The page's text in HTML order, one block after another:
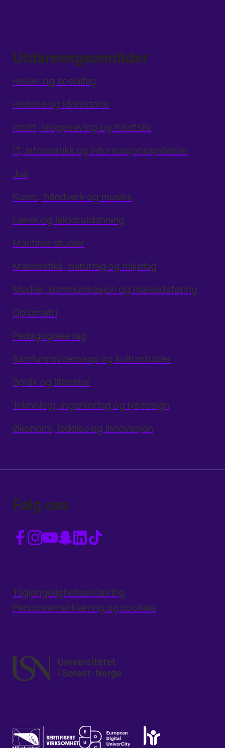
Utdanningsområder
Helse- og sosialfag
Historie og idéhistorie
Idrett, kroppsøving og friluftsliv
IT, informatikk og informasjonssystemer
Jus
Kunst, håndverk og musikk
Lærer og lektorutdanning
Maritime studier
Matematikk, naturfag og miljøfag
Medier, kommunikasjon og markedsføring
Optometri
Pedagogiske fag
Samfunnsvitenskap og kulturstudier
Språk og litteratur
Teknologi, ingeniørfag og lysdesign
Økonomi, ledelse og innovasjon
Følg oss
Tilgjengelighetserklæring
Personvernerklæring og cookies